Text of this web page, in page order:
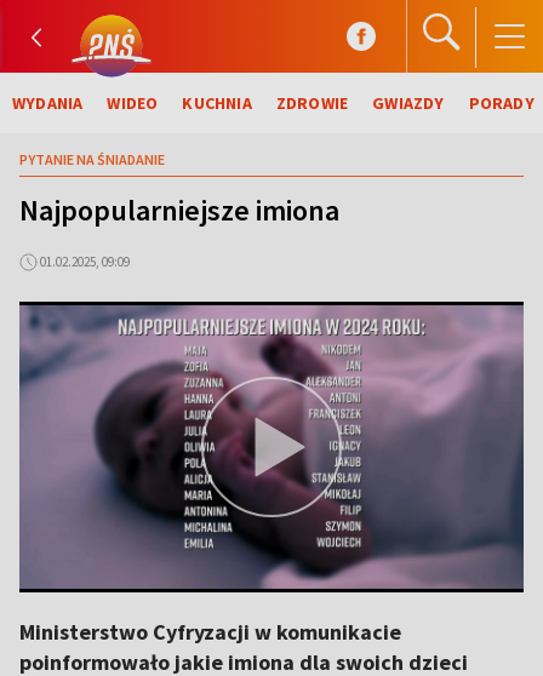
WYDANIA WIDEO KUCHNIA ZDROWIE GWIAZDY PORADY
PYTANIE NA ŚNIADANIE
Najpopularniejsze imiona
01.02.2025, 09:09
Ministerstwo Cyfryzacji w komunikacie
poinformowało jakie imiona dla swoich dzieci